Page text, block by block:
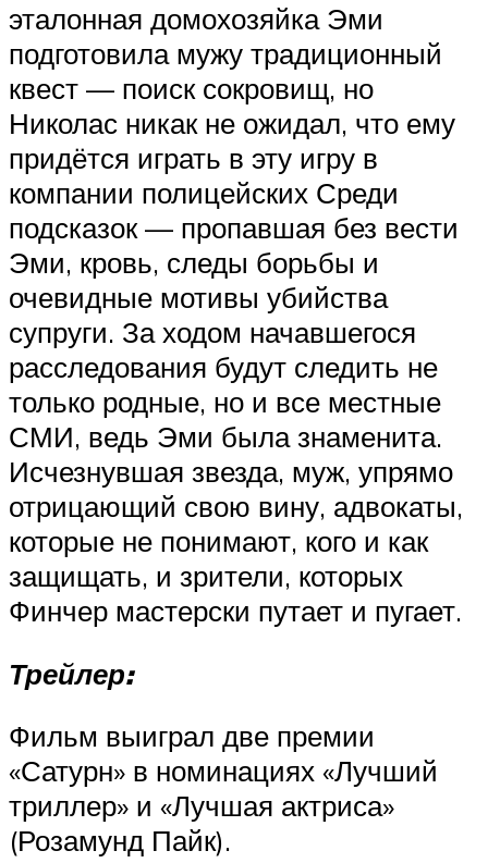
эталонная домохозяйка Эми
подготовила мужу традиционный
квест — поиск сокровищ, но
Николас никак не ожидал, что ему
придётся играть в эту игру в
компании полицейских Среди
подсказок — пропавшая без вести
Эми, кровь, следы борьбы и
очевидные мотивы убийства
супруги. За ходом начавшегося
расследования будут следить не
только родные, но и все местные
СМИ, ведь Эми была знаменита.
Исчезнувшая звезда, муж, упрямо
отрицающий свою вину, адвокаты,
которые не понимают, кого и как
защищать, и зрители, которых
Финчер мастерски путает и пугает.
Трейлер:
Фильм выиграл две премии
«Сатурн» в номинациях «Лучший
триллер» и «Лучшая актриса»
(Розамунд Пайк).